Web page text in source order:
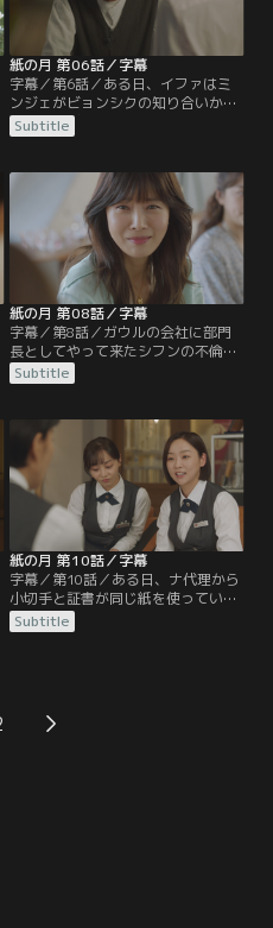
紙の月 第06話／字幕
字幕／第6話／ある日、イファはミ
ンジェがビョンシクの知り合いから
借金をしビョンシクがその肩代わり
をしたことを聞く。さらに、ビョン
す。何とか借金の工面しようと、イ
ファはミンジェの前でお金があるよ
うに見せかけ、さりげなく返済にあ
てるためのお金を渡すが…。
Subtitle
紙の月 第08話／字幕
字幕／第8話／ガウルの会社に部門
長としてやって来たシフンの不倫相
手ミギョンは、新プロジェクトにシ
フンを引き込みガウルは呆れる。一
は高級ホテルのスイートルームと新
しいPCを用意してミンジェにシナリ
オを書かせようとする。2人の時間
を楽しむイファだったが…。
Subtitle
紙の月 第10話／字幕
字幕／第10話／ある日、ナ代理から
小切手と証書が同じ紙を使っている
ことを聞いたイファは、大規模な横
領を計画する。ミンジェのために出
ていた。ミンジェは書き上がったシ
ナリオを制作会社に持ち込むが…。
Subtitle